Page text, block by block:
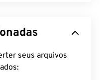
seus arquivos